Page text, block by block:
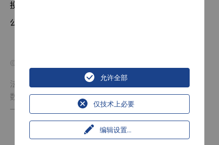
投资者联系方式
公司治理
© 2026 VARTA AG.保留所有权利。
法律声明
数据保护
一般商业条款
编辑设置...
仅技术上必要
允许全部